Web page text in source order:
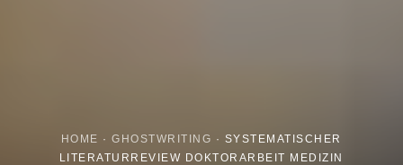
HOME ·GHOSTWRITING · SYSTEMATISCHER
LITERATURREVIEW DOKTORARBEIT MEDIZIN